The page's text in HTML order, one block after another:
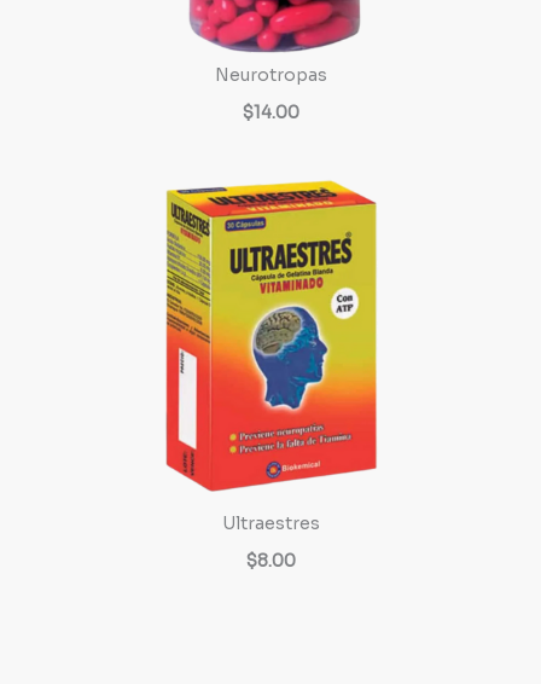
Neurotropas
$14.00
Ultraestres
$8.00